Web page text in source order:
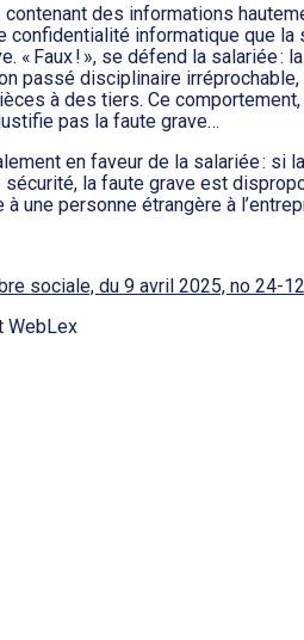
contenant des informations
confidentialité informatique que la
« Faux ! », se défend la salariée :
passé disciplinaire
à des tiers. Ce comportement,
pas la faute grave…
en faveur de la salariée : si
la faute grave est
à une personne étrangère à
sociale, du 9 avril 2025, no 24-
WebLex